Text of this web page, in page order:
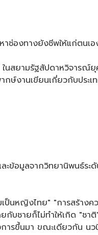
ช่องทางยังชีพให้แก่ตน
สยามรัฐสัปดาหวิจารณ์
านเขียนเกี่ยวกับประเ
อมูลจากวิทยานิพนธ์ระ
นหญิงไทย" "การสร้าง
บชายก็ไม่ทำให้เกิด "
ขึ้นมา ขณะเดียวกัน น